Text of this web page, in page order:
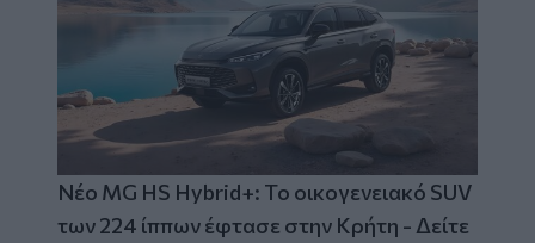
Νέο MG HS Hybrid+: Το οικογενειακό SUV
των 224 ίππων έφτασε στην Κρήτη - Δείτε